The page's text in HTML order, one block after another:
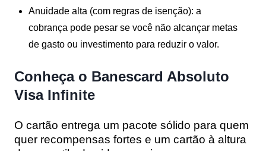
Anuidade alta (com regras de isenção): a
cobrança pode pesar se você não alcançar metas
de gasto ou investimento para reduzir o valor.
Conheça o Banescard Absoluto
Visa Infinite
O cartão entrega um pacote sólido para quem
quer recompensas fortes e um cartão à altura